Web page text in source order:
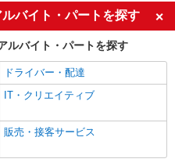
バイト・パートを探す
ルバイト・パートを探す
ドライバー・配達
IT・クリエイティブ
販売・接客サービス